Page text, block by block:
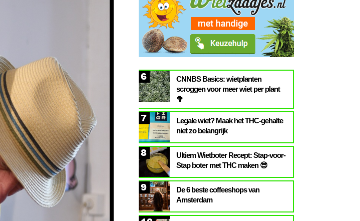
6
CNNBS Basics: wietplanten
scroggen voor meer wiet per plant
🥦
7
Legale wiet? Maak het THC-gehalte
niet zo belangrijk
8
Ultiem Wietboter Recept: Stap-voor-
Stap boter met THC maken 😎
9
De 6 beste coffeeshops van
Amsterdam